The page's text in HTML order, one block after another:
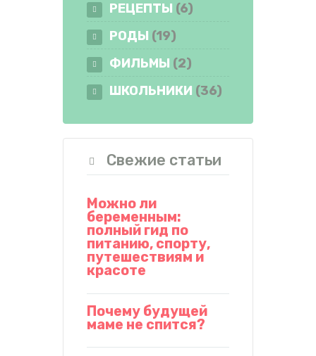
РЕЦЕПТЫ (6)
РОДЫ (19)
ФИЛЬМЫ (2)
ШКОЛЬНИКИ (36)
Свежие статьи
Можно ли
беременным:
полный гид по
питанию, спорту,
путешествиям и
красоте
Почему будущей
маме не спится?